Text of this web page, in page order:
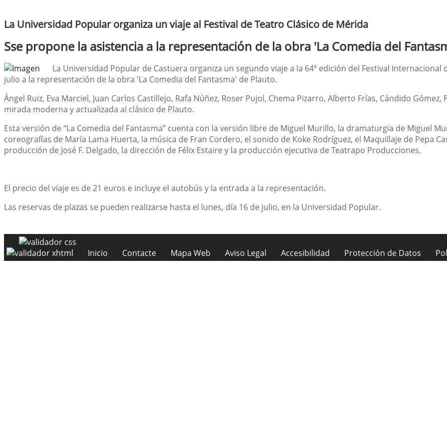
La Universidad Popular organiza un viaje al Festival de Teatro Clásico de Mérida
Sse propone la asistencia a la representación de la obra 'La Comedia del
La Universidad Popular de Castuera organiza un segundo viaje a la 64ª edición del Festival
julio a la representación de la obra 'La Comedia del Fantasma' de Plauto.
Ángel Ruiz, Eva Marciel, Juan Carlos Castillejo, Rafa Núñez, Roser Pujol, Chema Pizarro, Alberto Frías, Cándido
mirada moderna y actualizada al clásico de Plauto.
Esta versión de “La Comedia del Fantasma” cuenta con la versión libre de Miguel Murillo, la dramaturgia de Miguel
coreografías de María Lama Huerta, la música de Fran Cordero, el sonido de Koke Rodríguez, el Maquillaje de Pepa
producción de José F. Delgado, la dirección de Félix Estaire y la producción ejecutiva de Teatrapo Producciones.
El precio del viaje es de 21 euros e incluye el autobús y la entrada a la representación.
Las reservas de plazas se pueden realizarse hasta el lunes, día 16 de julio, en la Universidad Popular.
Inicio Contacte Mapa Web Aviso Legal Accesibilidad Protección de Datos